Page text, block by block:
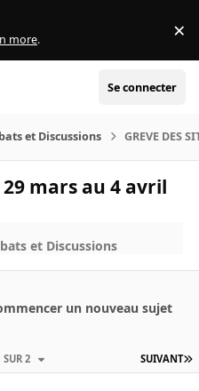
more. ×
Se connecter
et Discussions GREVE DES
29 mars au 4 avril
et Discussions
un nouveau sujet
SUIVANT
SUR 2